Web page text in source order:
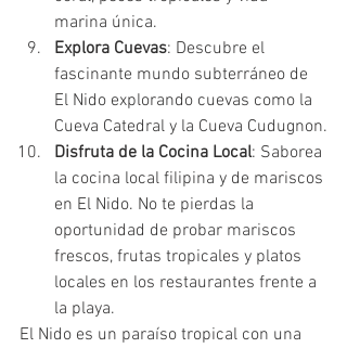
marina única.
Explora Cuevas: Descubre el
fascinante mundo subterráneo de
El Nido explorando cuevas como la
Cueva Catedral y la Cueva Cudugnon.
Disfruta de la Cocina Local: Saborea
la cocina local filipina y de mariscos
en El Nido. No te pierdas la
oportunidad de probar mariscos
frescos, frutas tropicales y platos
locales en los restaurantes frente a
la playa.
El Nido es un paraíso tropical con una